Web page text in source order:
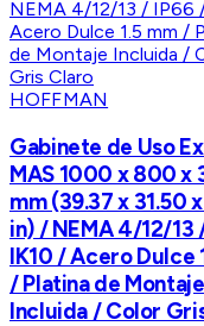
HOFFMAN
Gabinete de Uso
MAS 1000 x 800 x
mm (39.37 x 31.50 x
in) / NEMA 4/12/13
IK10 / Acero Dulce
/ Platina de Montaje
Incluida / Color